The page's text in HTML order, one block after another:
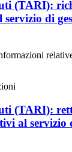
(TARI):
di
(TARI):
al servizio